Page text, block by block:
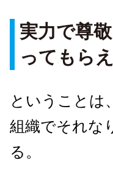
実力で尊
ってもら
ということは
組織でそれな
る。